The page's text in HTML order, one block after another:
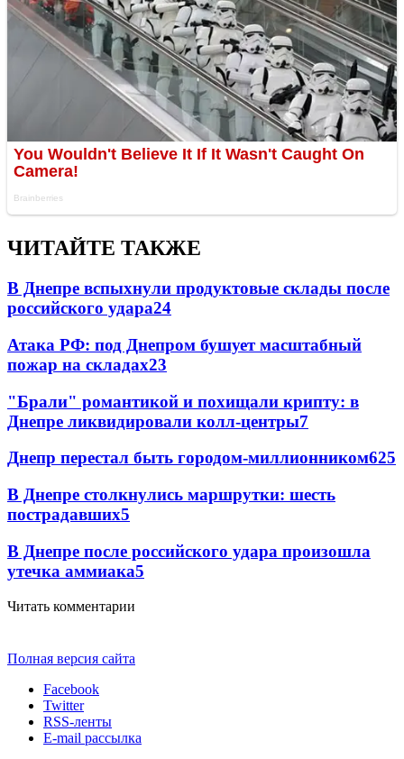
ЧИТАЙТЕ ТАКЖЕ
В Днепре вспыхнули продуктовые склады после
российского удара24
Атака РФ: под Днепром бушует масштабный
пожар на складах23
"Брали" романтикой и похищали крипту: в
Днепре ликвидировали колл-центры7
Днепр перестал быть городом-миллионником625
В Днепре столкнулись маршрутки: шесть
пострадавших5
В Днепре после российского удара произошла
утечка аммиака5
Читать комментарии
Полная версия сайта
Facebook
Twitter
RSS-ленты
E-mail рассылка